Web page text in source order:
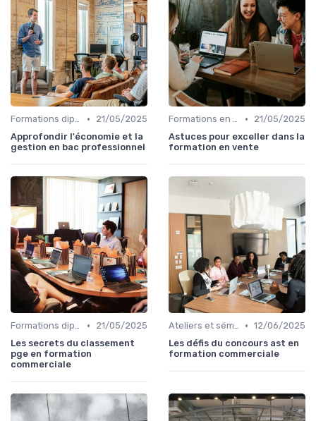
Formations diplômantes •
21/05/2025
Approfondir l'économie et la
gestion en bac professionnel
Formations en ligne •
21/05/2025
Astuces pour exceller dans la
formation en vente
Formations diplômantes •
21/05/2025
Les secrets du classement
pge en formation
commerciale
Ateliers et séminaires • 12/06/2025
Les défis du concours ast en
formation commerciale